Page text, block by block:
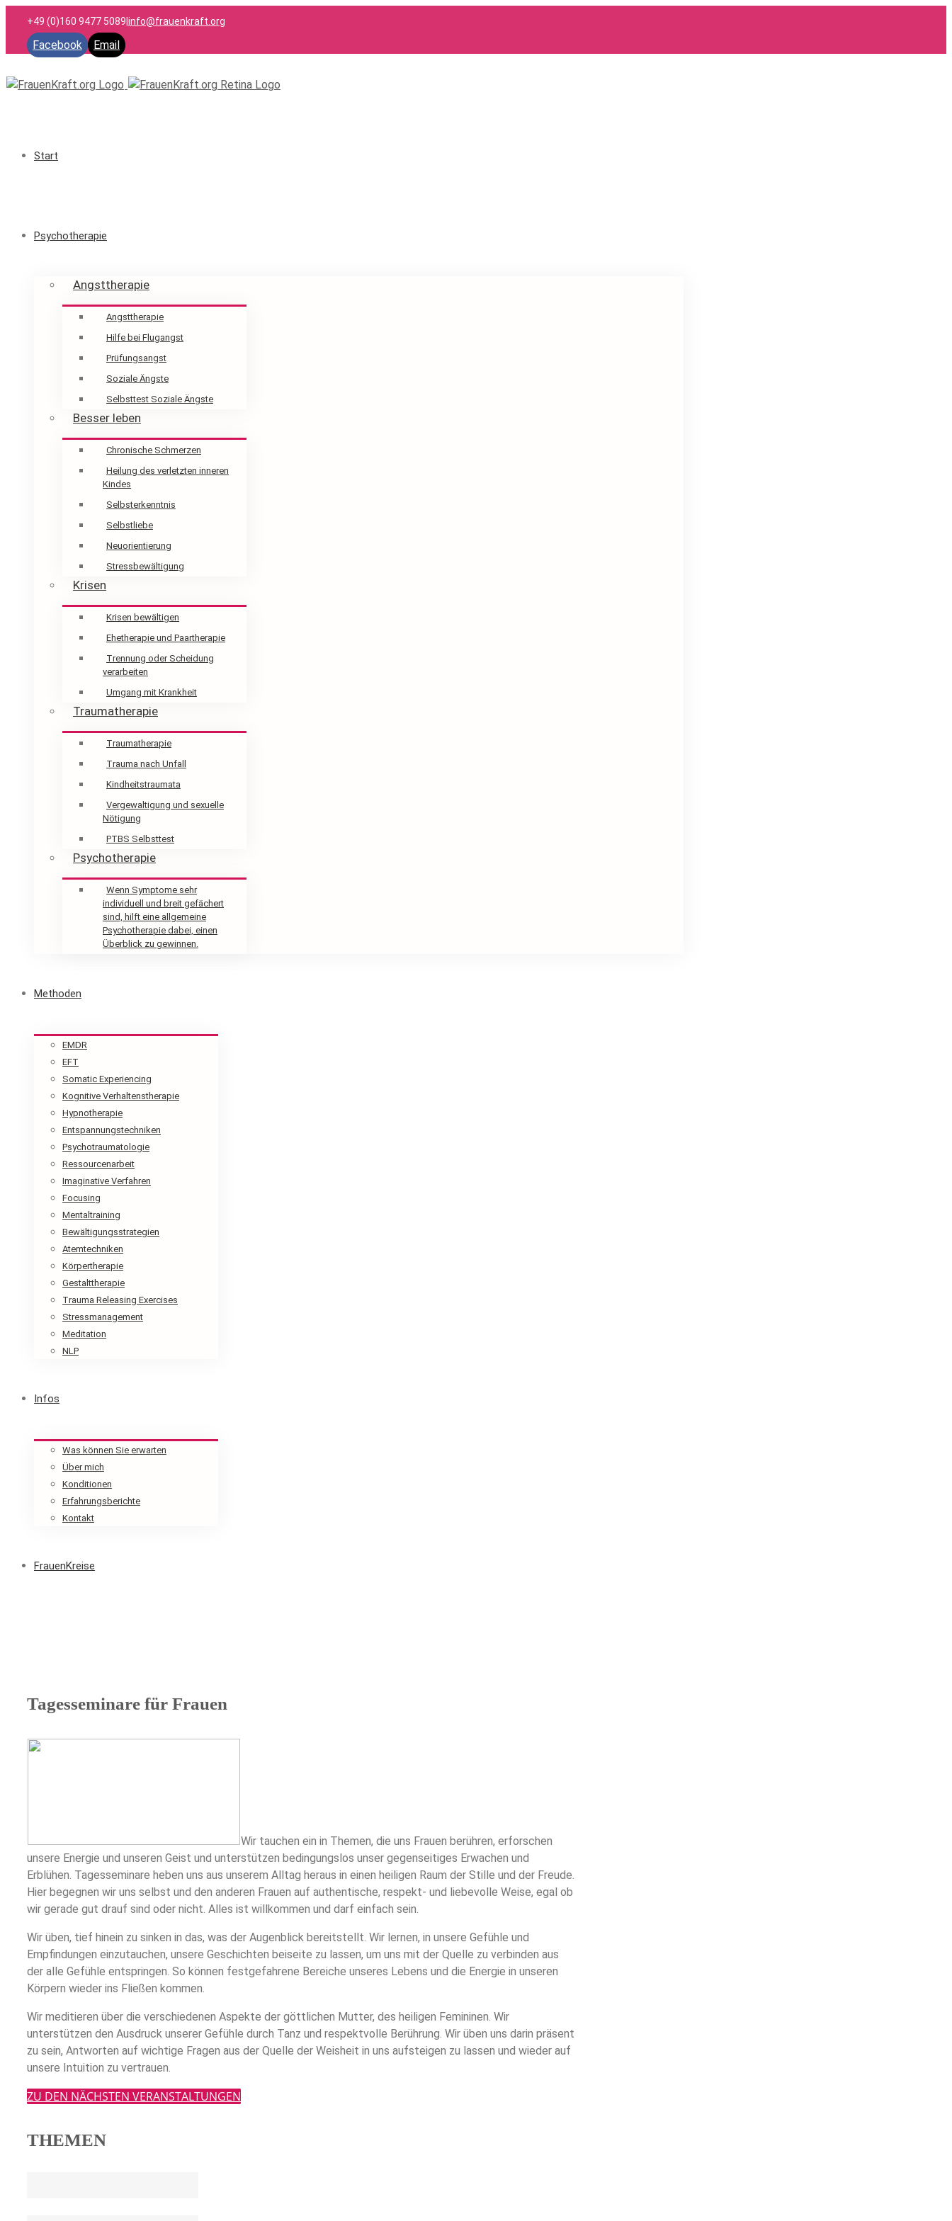
+49 (0)160 9477 5089 info@frauenkraft.org
Facebook Email
Start
Psychotherapie
Angsttherapie
Angsttherapie
Hilfe bei Flugangst
Prüfungsangst
Soziale Ängste
Selbsttest Soziale Ängste
Besser leben
Chronische Schmerzen
Heilung des verletzten inneren
Kindes
Selbsterkenntnis
Selbstliebe
Neuorientierung
Stressbewältigung
Krisen
Krisen bewältigen
Ehetherapie und Paartherapie
Trennung oder Scheidung
verarbeiten
Umgang mit Krankheit
Traumatherapie
Traumatherapie
Trauma nach Unfall
Kindheitstraumata
Vergewaltigung und sexuelle
Nötigung
PTBS Selbsttest
Psychotherapie
Wenn Symptome sehr
individuell und breit gefächert
sind, hilft eine allgemeine
Psychotherapie dabei, einen
Überblick zu gewinnen.
Methoden
EMDR
EFT
Somatic Experiencing
Kognitive Verhaltenstherapie
Hypnotherapie
Entspannungstechniken
Psychotraumatologie
Ressourcenarbeit
Imaginative Verfahren
Focusing
Mentaltraining
Bewältigungsstrategien
Atemtechniken
Körpertherapie
Gestalttherapie
Trauma Releasing Exercises
Stressmanagement
Meditation
NLP
Infos
Was können Sie erwarten
Über mich
Konditionen
Erfahrungsberichte
Kontakt
FrauenKreise
Tagesseminare für Frauen
Wir tauchen ein in Themen, die uns Frauen berühren, erforschen
unsere Energie und unseren Geist und unterstützen bedingungslos unser gegenseitiges Erwachen und
Erblühen. Tagesseminare heben uns aus unserem Alltag heraus in einen heiligen Raum der Stille und der Freude.
Hier begegnen wir uns selbst und den anderen Frauen auf authentische, respekt- und liebevolle Weise, egal ob
wir gerade gut drauf sind oder nicht. Alles ist willkommen und darf einfach sein.
Wir üben, tief hinein zu sinken in das, was der Augenblick bereitstellt. Wir lernen, in unsere Gefühle und
Empfindungen einzutauchen, unsere Geschichten beiseite zu lassen, um uns mit der Quelle zu verbinden aus
der alle Gefühle entspringen. So können festgefahrene Bereiche unseres Lebens und die Energie in unseren
Körpern wieder ins Fließen kommen.
Wir meditieren über die verschiedenen Aspekte der göttlichen Mutter, des heiligen Femininen. Wir
unterstützen den Ausdruck unserer Gefühle durch Tanz und respektvolle Berührung. Wir üben uns darin präsent
zu sein, Antworten auf wichtige Fragen aus der Quelle der Weisheit in uns aufsteigen zu lassen und wieder auf
unsere Intuition zu vertrauen.
ZU DEN NÄCHSTEN VERANSTALTUNGEN
THEMEN